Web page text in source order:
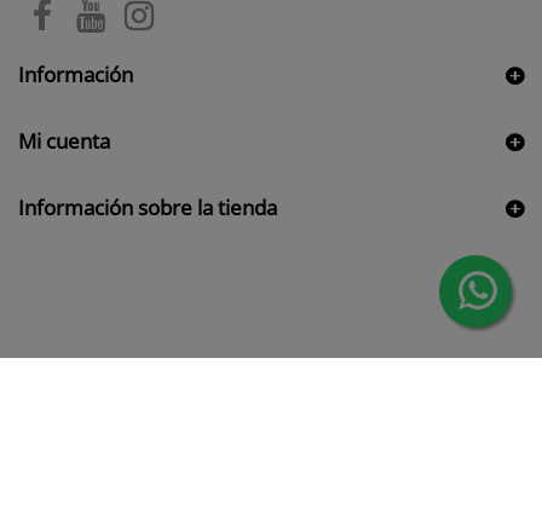
Información
Mi cuenta
Información sobre la tienda